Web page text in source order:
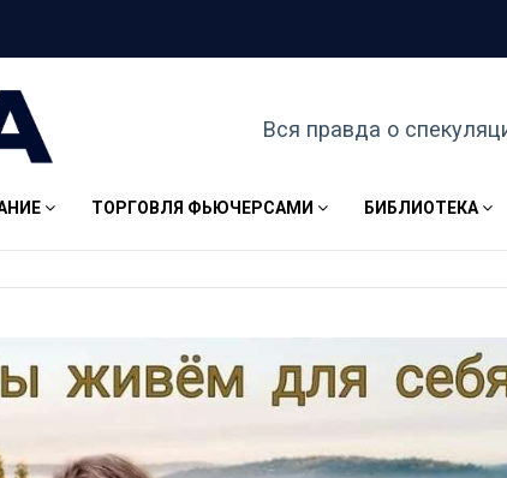
Вся правда о
ТОРГОВЛЯ ФЬЮЧЕРСАМИ БИБЛИОТЕКА